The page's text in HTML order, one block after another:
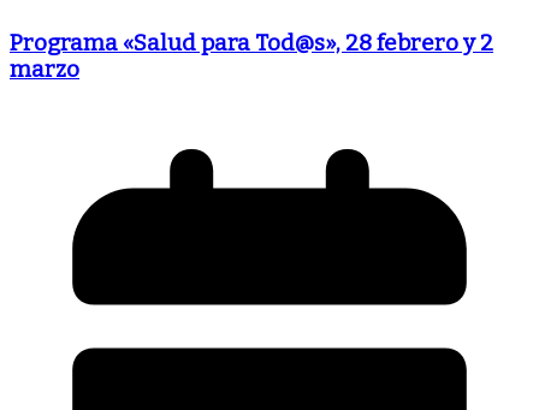
Programa «Salud para Tod@s», 28 febrero y 2
marzo